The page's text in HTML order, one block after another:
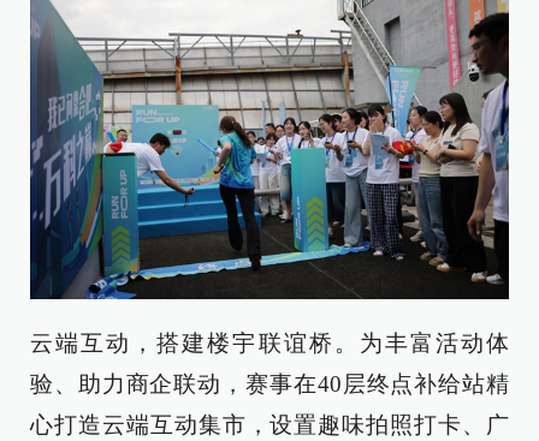
云端互动，搭建楼宇联谊桥。为丰富活动体
验、助力商企联动，赛事在40层终点补给站精
心打造云端互动集市，设置趣味拍照打卡、广